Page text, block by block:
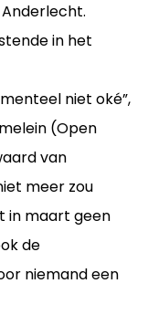
in het
niet oké”,
(Open
van
meer zou
in maart geen
de
niemand een